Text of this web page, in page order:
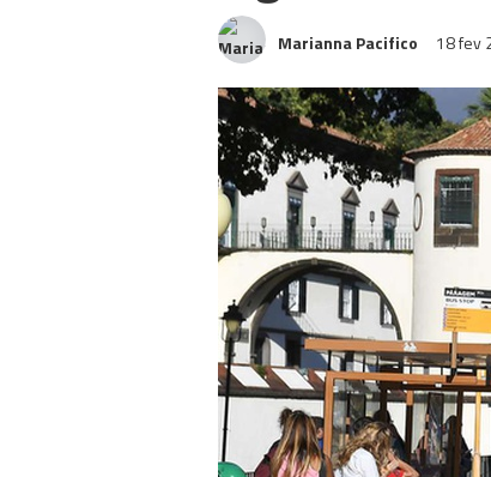
Marianna Pacifico 18 fev